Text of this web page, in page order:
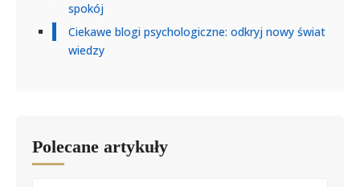
spokój
Ciekawe blogi psychologiczne: odkryj nowy świat
wiedzy
Polecane artykuły